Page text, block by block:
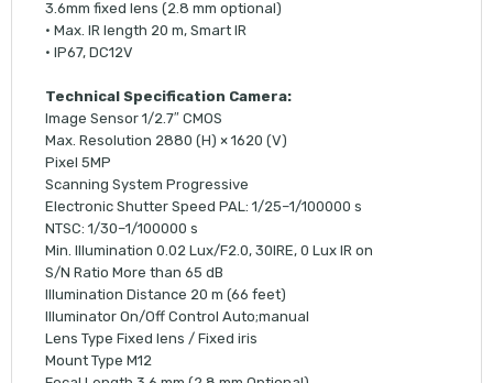
3.6mm fixed lens (2.8 mm optional)
· Max. IR length 20 m, Smart IR
· IP67, DC12V
Technical Specification Camera:
Image Sensor 1/2.7″ CMOS
Max. Resolution 2880 (H) × 1620 (V)
Pixel 5MP
Scanning System Progressive
Electronic Shutter Speed PAL: 1/25–1/100000 s
NTSC: 1/30–1/100000 s
Min. Illumination 0.02 Lux/F2.0, 30IRE, 0 Lux IR on
S/N Ratio More than 65 dB
Illumination Distance 20 m (66 feet)
Illuminator On/Off Control Auto;manual
Lens Type Fixed lens / Fixed iris
Mount Type M12